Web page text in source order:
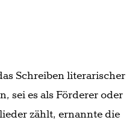
Schreiben literarischer
sei es als Förderer oder
zählt, ernannte die